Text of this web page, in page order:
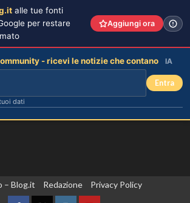
– Blog.it Redazione Privacy Policy
alle tue fonti
per restare
Aggiungi ora
- ricevi le notizie che contano IA
Entra
dati